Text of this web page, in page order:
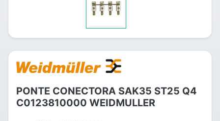
PONTE CONECTORA SAK35 ST25 Q4
C0123810000 WEIDMULLER